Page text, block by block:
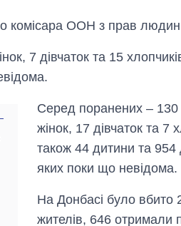
комісара ООН з прав
7 дівчаток та 15
Серед поранених – 130
жінок, 17 дівчаток та 7
також 44 дитини та 954
яких поки що невідома.
На Донбасі було вбито
жителів, 646 отримали